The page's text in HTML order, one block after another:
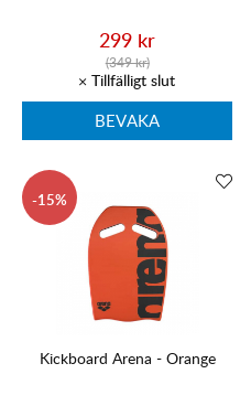
299 kr
(349 kr)
BEVAKA
15
Kickboard Arena - Orange